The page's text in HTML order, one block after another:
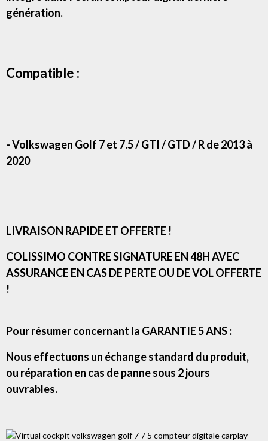
génération.
Compatible :
- Volkswagen Golf 7 et 7.5 / GTI / GTD / R de 2013 à
2020
LIVRAISON RAPIDE ET OFFERTE !
COLISSIMO CONTRE SIGNATURE EN 48H AVEC
ASSURANCE EN CAS DE PERTE OU DE VOL OFFERTE
!
Pour résumer concernant la GARANTIE 5 ANS :
Nous effectuons un échange standard du produit,
ou réparation en cas de panne sous 2 jours
ouvrables.